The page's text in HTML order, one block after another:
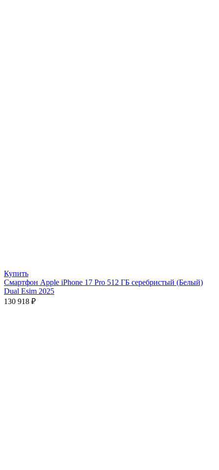
Купить
Смартфон Apple iPhone 17 Pro 512 ГБ серебристый (Белый)
Dual Esim 2025
130 918 ₽